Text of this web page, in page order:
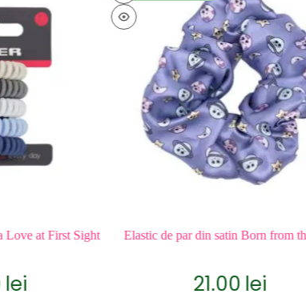
First Sight Elastic de par din satin Born from the Stars
21.00lei